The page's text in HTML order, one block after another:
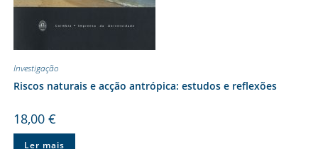
Investigação
Riscos naturais e acção antrópica: estudos e reflexões
18,00 €
Ler mais